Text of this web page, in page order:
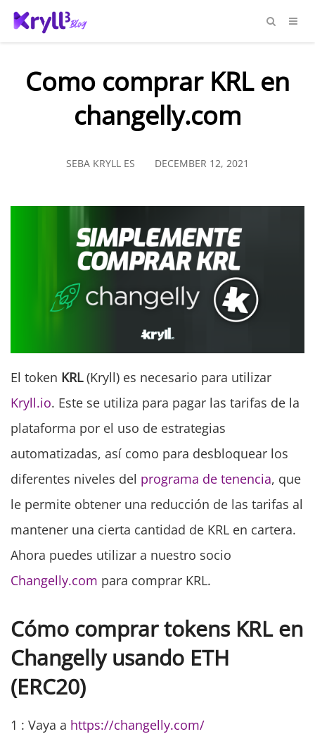
Como comprar KRL en
changelly.com
SEBA KRYLL ES DECEMBER 12, 2021
El token KRL(Kryll) es necesario para utilizar
Kryll.io. Este se utiliza para pagar las tarifas de la
plataforma por el uso de estrategias
automatizadas, así como para desbloquear los
diferentes niveles del programa de tenencia, que
le permite obtener una reducción de las tarifas al
mantener una cierta cantidad de KRL en cartera.
Ahora puedes utilizar a nuestro socio
Changelly.com para comprar KRL.
Cómo comprar tokens KRL en
Changelly usando ETH
(ERC20)
1 : Vaya a https://changelly.com/